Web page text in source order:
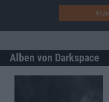
Alben von Darkspace